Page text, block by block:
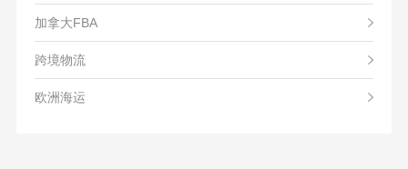
加拿大FBA
跨境物流
欧洲海运